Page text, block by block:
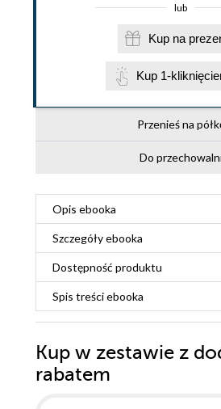
lub
Kup na
Kup 1-
Przenieś na
Do
Opis ebooka
Szczegółyebooka
Dostępność produktu
Spis treściebooka
Kup w zestawie z
rabatem